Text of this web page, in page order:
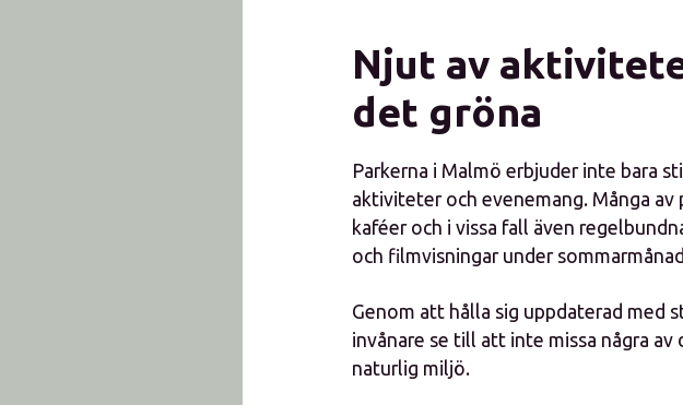
Njut av
det gröna
Parkerna i Malmö erbjuder inte bara
aktiviteter och evenemang. Många
kaféer och i vissa fall även
och filmvisningar under
Genom att hålla sig uppdaterad med
invånare se till att inte missa några
naturlig miljö.